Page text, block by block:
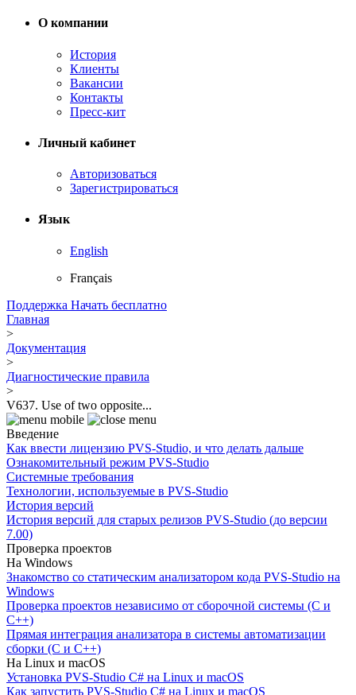
О компании
История
Клиенты
Вакансии
Контакты
Пресс-кит
Личный кабинет
Авторизоваться
Зарегистрироваться
Язык
English
Français
Поддержка Начать бесплатно
Главная
>
Документация
>
Диагностические правила
>
V637. Use of two opposite...
Введение
Как ввести лицензию PVS-Studio, и что делать дальше
Ознакомительный режим PVS-Studio
Системные требования
Технологии, используемые в PVS-Studio
История версий
История версий для старых релизов PVS-Studio (до версии
7.00)
Проверка проектов
На Windows
Знакомство со статическим анализатором кода PVS-Studio на
Windows
Проверка проектов независимо от сборочной системы (C и
C++)
Прямая интеграция анализатора в системы автоматизации
сборки (C и C++)
На Linux и macOS
Установка PVS-Studio C# на Linux и macOS
Как запустить PVS-Studio C# на Linux и macOS